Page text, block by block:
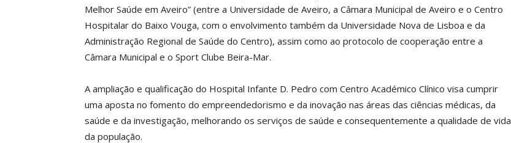
Melhor Saúde em Aveiro” (entre a Universidade de Aveiro, a Câmara Municipal de Aveiro e o Centro
Hospitalar do Baixo Vouga, com o envolvimento também da Universidade Nova de Lisboa e da
Administração Regional de Saúde do Centro), assim como ao protocolo de cooperação entre a
Câmara Municipal e o Sport Clube Beira-Mar.
A ampliação e qualificação do Hospital Infante D. Pedro com Centro Académico Clínico visa cumprir
uma aposta no fomento do empreendedorismo e da inovação nas áreas das ciências médicas, da
saúde e da investigação, melhorando os serviços de saúde e consequentemente a qualidade de vida
da população.